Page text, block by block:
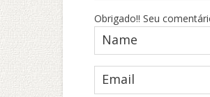
Obrigado!! Seu